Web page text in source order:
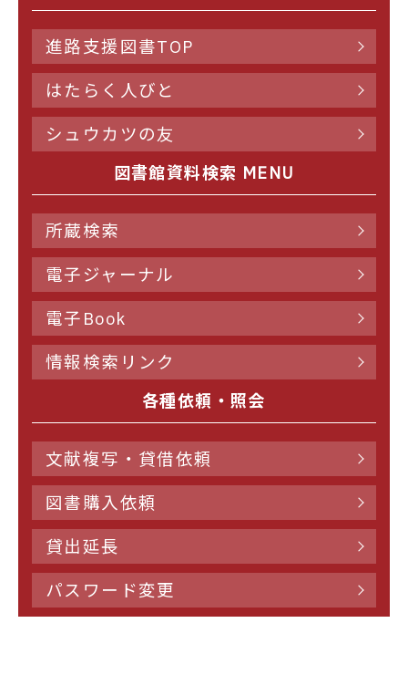
進路支援図書TOP
はたらく人びと
シュウカツの友
図書館資料検索 MENU
所蔵検索
電子ジャーナル
電子Book
情報検索リンク
各種依頼・照会
文献複写・貸借依頼
図書購入依頼
貸出延長
パスワード変更